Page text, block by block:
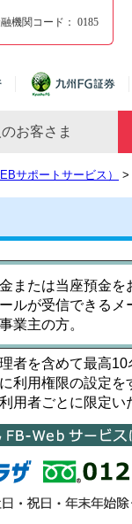
機関コード： 0185
お客さま
サポートサービス） >
または当座預金
ルが受信できる
業主の方。
者を含めて最高
利用権限の設定
用者ごとに限定い